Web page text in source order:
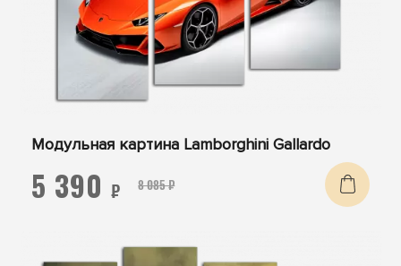
Модульная картина Lamborghini Gallardo
8 085 ₽
5 390 ₽